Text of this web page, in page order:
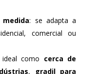
: se adapta a
comercial ou
como cerca de
, gradil para